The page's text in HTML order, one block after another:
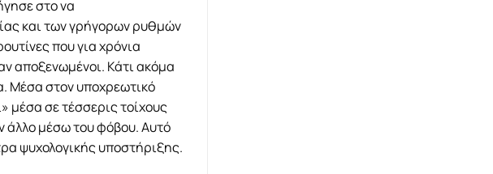
στο να
και των γρήγορων ρυθμών
που για χρόνια
αποξενωμένοι. Κάτι ακόμα
Μέσα στον υποχρεωτικό
μέσα σε τέσσερις τοίχους
άλλο μέσω του φόβου. Αυτό
ψυχολογικής υποστήριξης.